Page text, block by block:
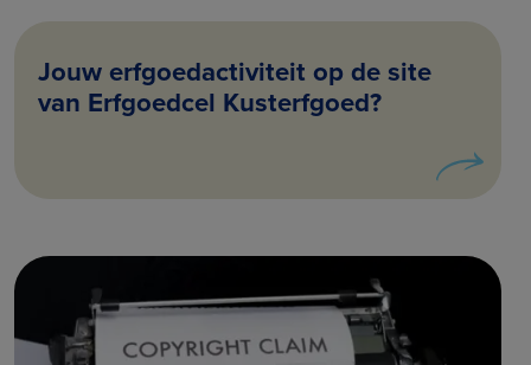
Jouw erfgoedactiviteit op de site
van Erfgoedcel Kusterfgoed?